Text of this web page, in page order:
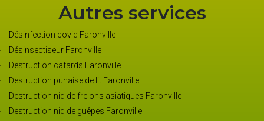
Autres services
Désinfection covid Faronville
Désinsectiseur Faronville
Destruction cafards Faronville
Destruction punaise de lit Faronville
Destruction nid de frelons asiatiques Faronville
Destruction nid de guêpes Faronville